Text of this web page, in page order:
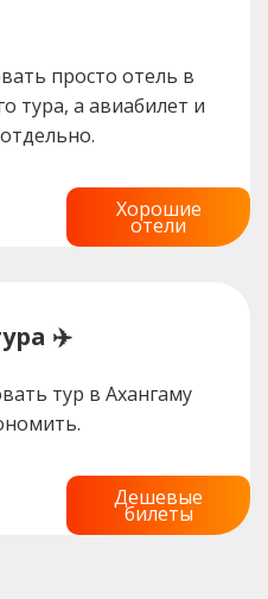
просто отель в
тура, а авиабилет и
Хорошие
отели
✈️
тур в Ахангаму
Дешевые
билеты